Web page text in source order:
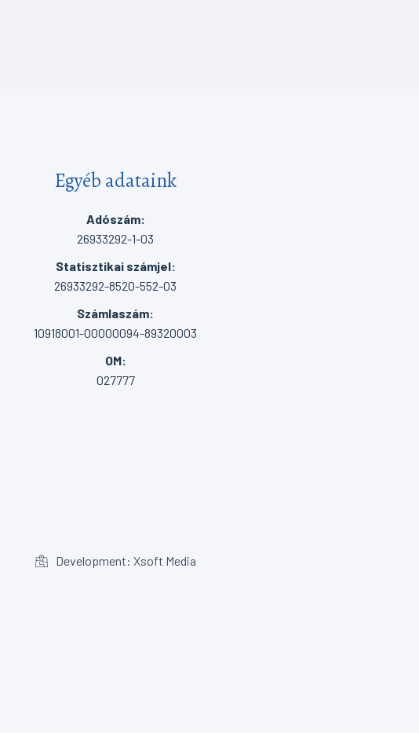
Egyéb adataink
Adószám:
26933292-1-03
Statisztikai számjel:
26933292-8520-552-03
Számlaszám:
10918001-00000094-89320003
OM:
027777
Development: Xsoft Media